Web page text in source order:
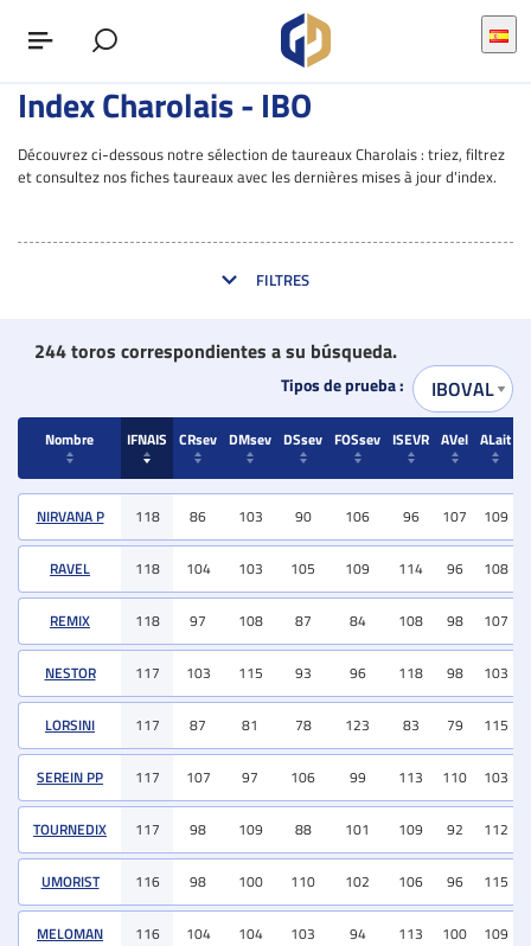
Index Charolais - IBO
Découvrez ci-dessous notre sélection de taureaux Charolais : triez, filtrez
et consultez nos fiches taureaux avec les dernières mises à jour d'index.
FILTRES
244 toros correspondientes a su búsqueda.
Tipos de prueba :
Nombre IFNAIS CRsev DMsev DSsev FOSsev ISEVR AVel ALait
Nombre IFNAIS CRsev DMsev DSsev FOSsev ISEVR AVel ALait
NIRVANA P
118 86 103 90 106 96 107 109
RAVEL 118 104 103 105 109 114 96 108
REMIX 118 97 108 87 84 108 98 107
NESTOR 117 103 115 93 96 118 98 103
LORSINI 117 87 81 78 123 83 79 115
SEREIN PP 117 107 97 106 99 113 110 103
TOURNEDIX 117 98 109 88 101 109 92 112
UMORIST 116 98 100 110 102 106 96 115
MELOMAN 116 104 104 103 94 113 100 109